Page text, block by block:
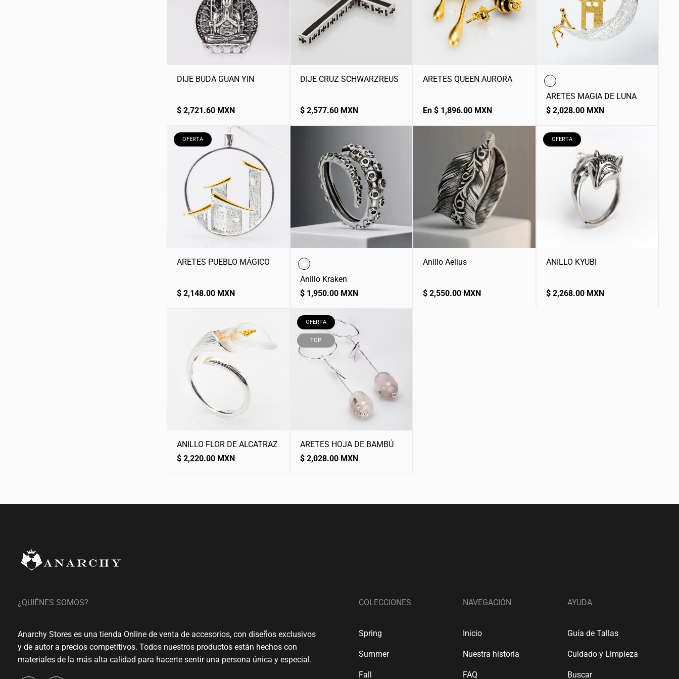
DIJE BUDA GUAN YIN
Precio
$ 2,721.60 MXN
DIJE CRUZ SCHWARZREUS
Precio
$ 2,577.60 MXN
ARETES QUEEN AURORA
Precio
En $ 1,896.00 MXN
ARETES MAGIA DE LUNA
Precio
$ 2,028.00 MXN
ETIQUETA
DEL
PRODUCTO:
OFERTA
ARETES PUEBLO MÁGICO
Precio
$ 2,148.00 MXN
Anillo Kraken
Precio
$ 1,950.00 MXN
Anillo Aelius
Precio
$ 2,550.00 MXN
ETIQUETA
DEL
PRODUCTO:
OFERTA
ANILLO KYUBI
Precio
$ 2,268.00 MXN
ANILLO FLOR DE ALCATRAZ
Precio
$ 2,220.00 MXN
ETIQUETA
DEL
PRODUCTO:
OFERTA
ETIQUETA
DEL
PRODUCTO:
TOP
ARETES HOJA DE BAMBÚ
Precio
$ 2,028.00 MXN
¿QUIÉNES SOMOS?
Anarchy Stores es una tienda Online de venta de accesorios, con diseños exclusivos
y de autor a precios competitivos. Todos nuestros productos están hechos con
materiales de la más alta calidad para hacerte sentir una persona única y especial.
COLECCIONES
Spring
Summer
Fall
NAVEGACIÓN
Inicio
Nuestra historia
FAQ
AYUDA
Guía de Tallas
Cuidado y Limpieza
Buscar